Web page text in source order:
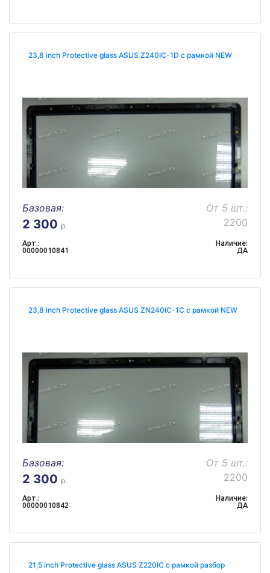
23,8 inch Protective glass ASUS Z240IC-1D с рамкой NEW
Базовая:
2 300 р.
От 5 шт.:
2200
Арт.:
00000010841
Наличие:
ДА
23,8 inch Protective glass ASUS ZN240IC-1C с рамкой NEW
Базовая:
2 300 р.
От 5 шт.:
2200
Арт.:
00000010842
Наличие:
ДА
21,5 inch Protective glass ASUS Z220IC с рамкой разбор